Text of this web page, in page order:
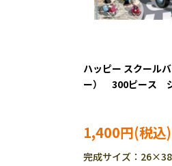
ハッピー スクール
ー） 300ピース
1,400円
完成サイズ：